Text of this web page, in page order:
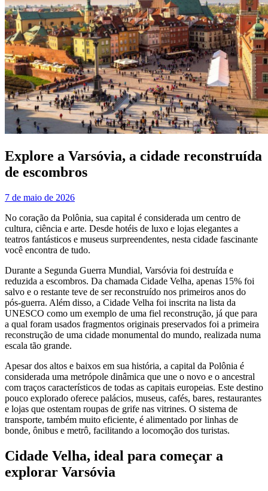
Explore a Varsóvia, a cidade reconstruída
de escombros
7 de maio de 2026
No coração da Polônia, sua capital é considerada um centro de
cultura, ciência e arte. Desde hotéis de luxo e lojas elegantes a
teatros fantásticos e museus surpreendentes, nesta cidade fascinante
você encontra de tudo.
Durante a Segunda Guerra Mundial, Varsóvia foi destruída e
reduzida a escombros. Da chamada Cidade Velha, apenas 15% foi
salvo e o restante teve de ser reconstruído nos primeiros anos do
pós-guerra. Além disso, a Cidade Velha foi inscrita na lista da
UNESCO como um exemplo de uma fiel reconstrução, já que para
a qual foram usados fragmentos originais preservados foi a primeira
reconstrução de uma cidade monumental do mundo, realizada numa
escala tão grande.
Apesar dos altos e baixos em sua história, a capital da Polônia é
considerada uma metrópole dinâmica que une o novo e o ancestral
com traços característicos de todas as capitais europeias. Este destino
pouco explorado oferece palácios, museus, cafés, bares, restaurantes
e lojas que ostentam roupas de grife nas vitrines. O sistema de
transporte, também muito eficiente, é alimentado por linhas de
bonde, ônibus e metrô, facilitando a locomoção dos turistas.
Cidade Velha, ideal para começar a
explorar Varsóvia